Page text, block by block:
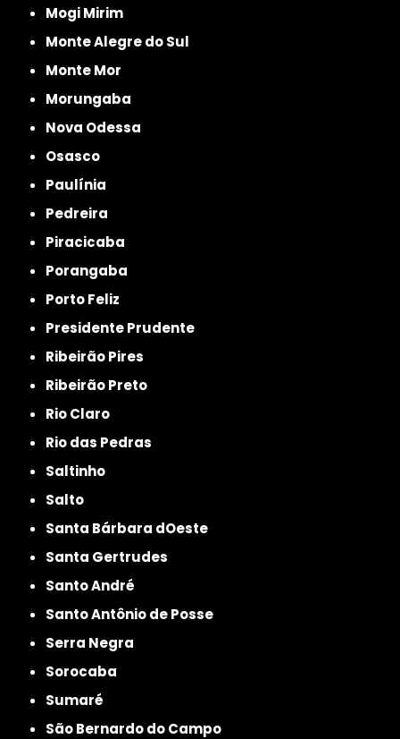
Mogi Mirim
Monte Alegre do Sul
Monte Mor
Morungaba
Nova Odessa
Osasco
Paulínia
Pedreira
Piracicaba
Porangaba
Porto Feliz
Presidente Prudente
Ribeirão Pires
Ribeirão Preto
Rio Claro
Rio das Pedras
Saltinho
Salto
Santa Bárbara dOeste
Santa Gertrudes
Santo André
Santo Antônio de Posse
Serra Negra
Sorocaba
Sumaré
São Bernardo do Campo